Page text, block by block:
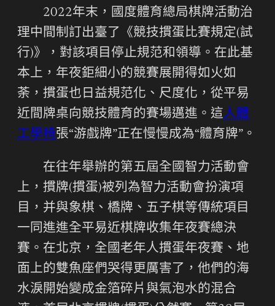
2022年末，國度體育總局棋牌活動治
理中間制訂出臺了《競技摜蛋比賽規定(試
行)》，對該項目停止規范和領導。在此基
本上，年夜鉅細小的競賽展開得如火如
荼，摜蛋也日益規范化、尺度化，從平易
近間牌桌向競技體育的賽場邁進。這人體
工學椅張“游戲牌”正在慢慢成為“體育牌”。
在往年舉辦的第五屆全國智力活動會
上，摜牌(摜蛋)被列為智力活動會扮演項
目，并與象棋、橋牌、五子棋等傳統項目
一同進進全平易近棋牌收集年夜賽總決
賽。在北京，全國老年人摜蛋年夜賽、地
面上的雙魚座們哭得更厲害了，他們的海
水淚開始變成金箔碎片與氣泡水的混合